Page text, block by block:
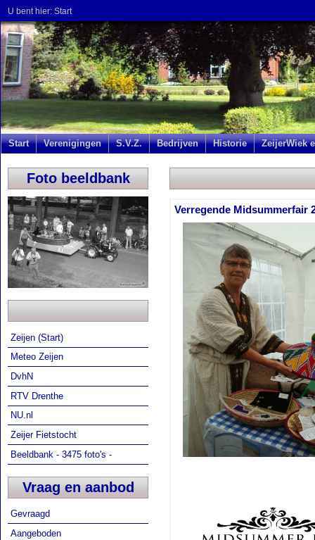
U bent hier: Start
Start Verenigingen S.V.Z. Bedrijven Historie ZeijerWiek
Foto beeldbank
Zeijen (Start)
Meteo Zeijen
DvhN
RTV Drenthe
NU.nl
Zeijer Fietstocht
Beeldbank - 3475 foto's -
Vraag en aanbod
Gevraagd
Aangeboden
Verregende Midsummerfair